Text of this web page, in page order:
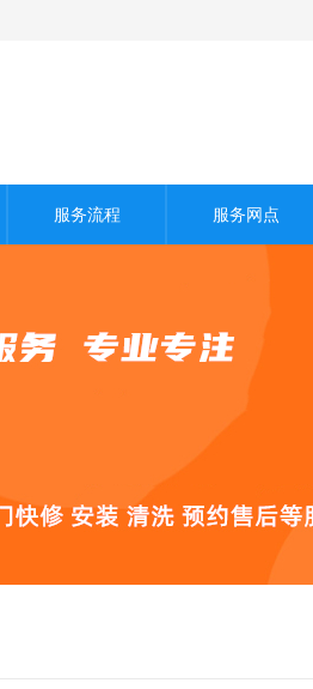
服务流程 服务网点